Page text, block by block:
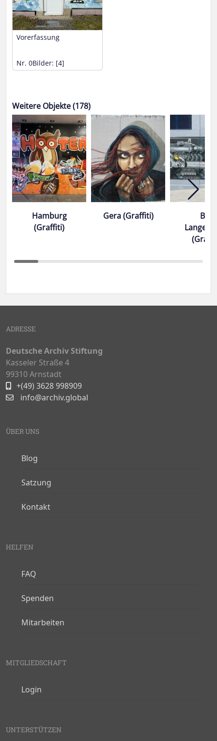
Vorerfassung
Nr. 0Bilder: [4]
Weitere Objekte (178)
Hamburg
(Graffiti)
Gera (Graffiti)
Bad
ADRESSE
Deutsche Archiv Stiftung
Kasseler Straße 4
99310 Arnstadt
+(49) 3628 998909
info@archiv.global
ÜBER UNS
Blog
Satzung
Kontakt
HELFEN
FAQ
Spenden
Mitarbeiten
MITGLIEDSCHAFT
Login
UNTERSTÜTZEN